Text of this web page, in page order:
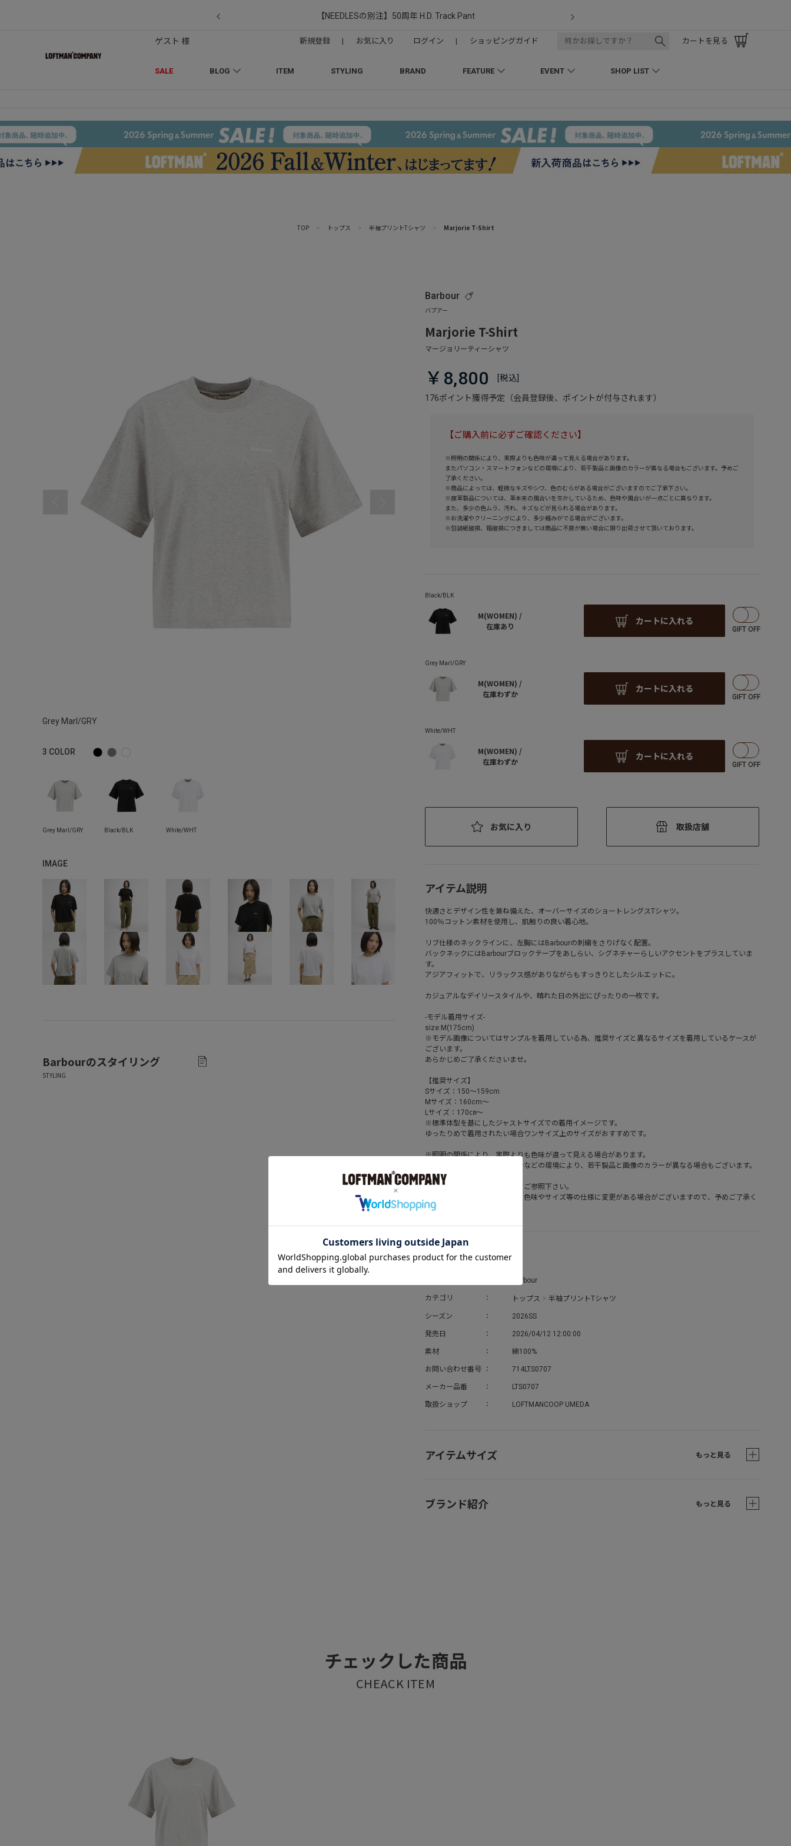
【NEEDLESの別注】50周年 H.D. Track Pant
SALE BLOG ITEM STYLING BRAND FEATURE EVENT SHOP LIST
ゲスト 様 新規登録 | お気に入り ログイン | ショッピングガイド カートを見る
TOP > トップス > 半袖プリントTシャツ > Marjorie T-Shirt
Grey Marl/GRY
3 COLOR
IMAGE
Barbourのスタイリング
Barbour
Marjorie T-Shirt
176ポイント獲得予定（会員登録後、ポイントが付与されます）
￥8,800
【ご購入前に必ずご確認ください】
※照明の関係により、実際よりも色味が違って見える場合があります。
またパソコン・スマートフォンなどの環境により、若干製品と画像のカラーが異なる場合もございます。予めご
了承ください。
※商品によっては、軽微なキズやシワ、色のむらがある場合がございますのでご了承下さい。
※皮革製品については、革本来の風合いを生かしているため、色味や風合いが一点ごとに異なります。
また、多少の色ムラ、汚れ、キズなどが見られる場合があります。
※お洗濯やクリーニングにより、多少縮みがでる場合がございます。
※包装紙破損、箱破損につきましては商品に不良が無い場合に限り出荷させて頂いております。
M(WOMEN) /
在庫あり
カートに入れる
M(WOMEN) /
在庫わずか
カートに入れる
M(WOMEN) /
在庫わずか
カートに入れる
お気に入り 取扱店舗
アイテム説明
快適さとデザイン性を兼ね備えた、オーバーサイズのショートレングスTシャツ。
100％コットン素材を使用し、肌触りの良い着心地。
リブ仕様のネックラインに、左胸にはBarbourの刺繍をさりげなく配置。
バックネックにはBarbourブロックテープをあしらい、シグネチャーらしいアクセントをプラスしていま
す。
アジアフィットで、リラックス感がありながらもすっきりとしたシルエットに。
カジュアルなデイリースタイルや、晴れた日の外出にぴったりの一枚です。
-モデル着用サイズ-
size:M(175cm)
※モデル画像についてはサンプルを着用している為、推奨サイズと異なるサイズを着用しているケースが
ございます。
あらかじめご了承くださいませ。
【推奨サイズ】
Sサイズ：150～159cm
Mサイズ：160cm～
Lサイズ：170㎝～
※標準体型を基にしたジャストサイズでの着用イメージです。
ゆったりめで着用されたい場合ワンサイズ上のサイズがおすすめです。
※照明の関係により、実際よりも色味が違って見える場合があります。
またパソコン・スマートフォンなどの環境により、若干製品と画像のカラーが異なる場合もございます。
予めご了承ください。
商品の色味は、商品単品画像をご参照下さい。
※商品画像はサンプルのため、色味やサイズ等の仕様に変更がある場合がございますので、予めご了承く
ださい。
アイテム詳細
Barbour
カテゴリ トップス > 半袖プリントTシャツ
シーズン 2026SS
発売日 2026/04/12 12:00:00
素材 綿100%
お問い合わせ番号 714LTS0707
メーカー品番 LTS0707
取扱ショップ LOFTMANCOOP UMEDA
アイテムサイズ もっと見る
ブランド紹介 もっと見る
チェックした商品